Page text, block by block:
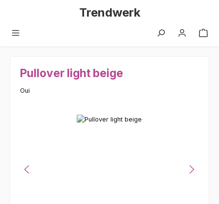
Zum Hauptinhalt springenTrendwerk
Pullover light beige
Oui
Bildergalerie überspringen